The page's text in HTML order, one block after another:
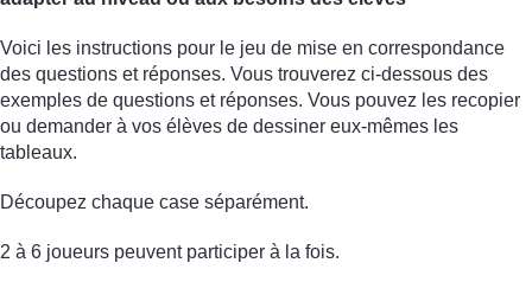
Voici les instructions pour le jeu de mise en correspondance
des questions et réponses. Vous trouverez ci-dessous des
exemples de questions et réponses. Vous pouvez les recopier
ou demander à vos élèves de dessiner eux-mêmes les
tableaux.
Découpez chaque case séparément.
2 à 6 joueurs peuvent participer à la fois.